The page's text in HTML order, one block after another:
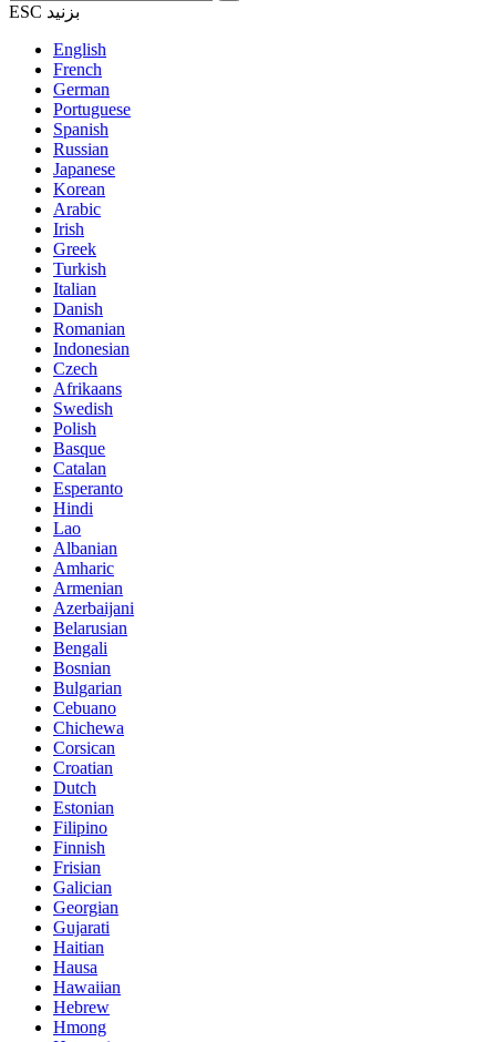
ESC بزنید
English
French
German
Portuguese
Spanish
Russian
Japanese
Korean
Arabic
Irish
Greek
Turkish
Italian
Danish
Romanian
Indonesian
Czech
Afrikaans
Swedish
Polish
Basque
Catalan
Esperanto
Hindi
Lao
Albanian
Amharic
Armenian
Azerbaijani
Belarusian
Bengali
Bosnian
Bulgarian
Cebuano
Chichewa
Corsican
Croatian
Dutch
Estonian
Filipino
Finnish
Frisian
Galician
Georgian
Gujarati
Haitian
Hausa
Hawaiian
Hebrew
Hmong